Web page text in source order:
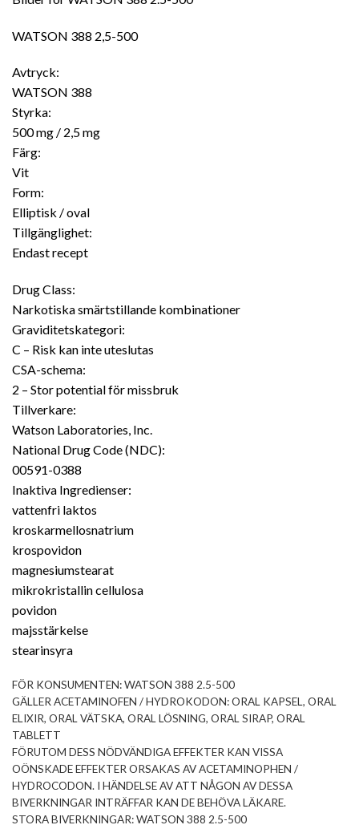
WATSON 388 2,5-500
Avtryck:
WATSON 388
Styrka:
500 mg / 2,5 mg
Färg:
Vit
Form:
Elliptisk / oval
Tillgänglighet:
Endast recept
Drug Class:
Narkotiska smärtstillande kombinationer
Graviditetskategori:
C – Risk kan inte uteslutas
CSA-schema:
2 – Stor potential för missbruk
Tillverkare:
Watson Laboratories, Inc.
National Drug Code (NDC):
00591-0388
Inaktiva Ingredienser:
vattenfri laktos
kroskarmellosnatrium
krospovidon
magnesiumstearat
mikrokristallin cellulosa
povidon
majsstärkelse
stearinsyra
FÖR KONSUMENTEN: WATSON 388 2.5-500
GÄLLER ACETAMINOFEN / HYDROKODON: ORAL KAPSEL, ORAL
ELIXIR, ORAL VÄTSKA, ORAL LÖSNING, ORAL SIRAP, ORAL
TABLETT
FÖRUTOM DESS NÖDVÄNDIGA EFFEKTER KAN VISSA
OÖNSKADE EFFEKTER ORSAKAS AV ACETAMINOPHEN /
HYDROCODON. I HÄNDELSE AV ATT NÅGON AV DESSA
BIVERKNINGAR INTRÄFFAR KAN DE BEHÖVA LÄKARE.
STORA BIVERKNINGAR: WATSON 388 2.5-500